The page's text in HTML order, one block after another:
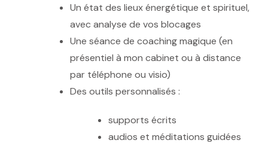
Un état des lieux énergétique et spirituel,
avec analyse de vos blocages
Une séance de coaching magique (en
présentiel à mon cabinet ou à distance
par téléphone ou visio)
Des outils personnalisés :
supports écrits
audios et méditations guidées